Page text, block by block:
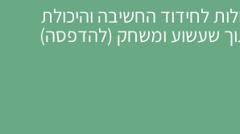
לחידוד החשיבה והיכולת
שעשוע ומשחק (להדפסה)